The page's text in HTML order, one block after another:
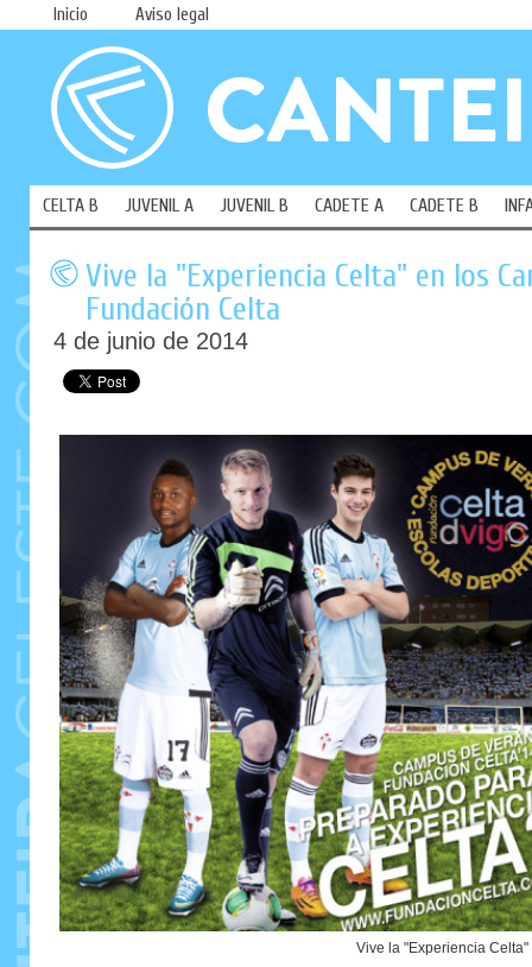
Inicio Aviso legal
CELTA B JUVENIL A JUVENIL B CADETE A CADETE B
Vive la "Experiencia Celta" en los
Fundación Celta
4 de junio de 2014
Vive la "Experiencia Celta"